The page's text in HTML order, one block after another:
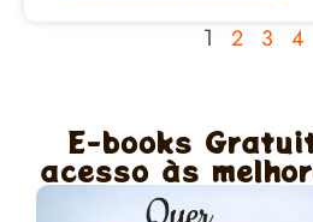
1 2 3 4
E-books
acesso às